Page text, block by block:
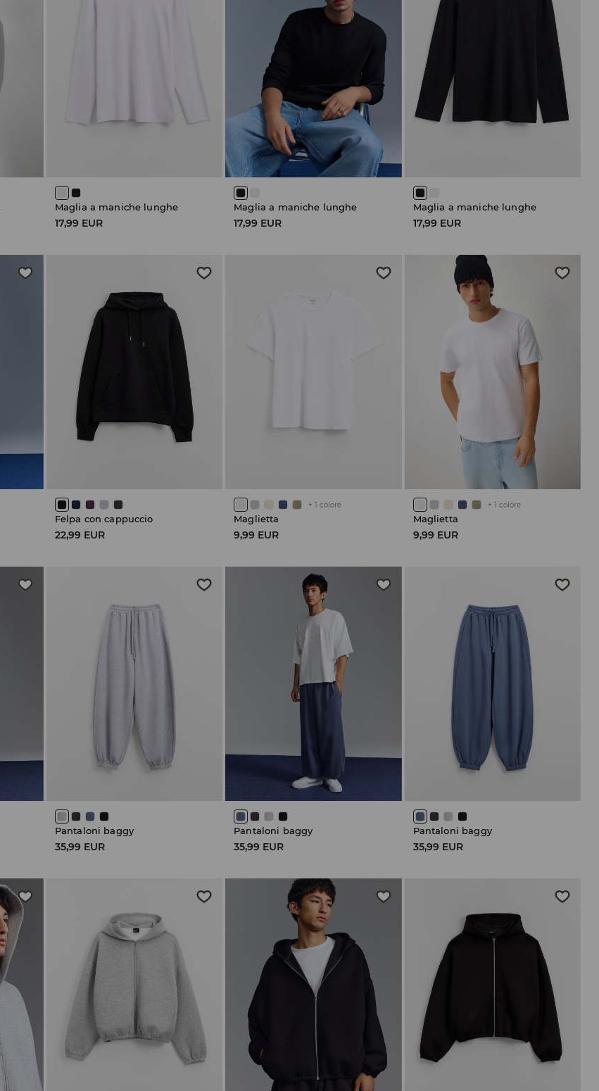
Maglia a maniche lunghe
17,99 EUR
Maglia a maniche lunghe
17,99 EUR
Maglia a maniche lunghe
17,99 EUR
Felpa con cappuccio
22,99 EUR
+1 colore
Maglietta
9,99 EUR
+ 1 colore
Maglietta
9,99 EUR
Pantaloni baggy
35,99 EUR
Pantaloni baggy
35,99 EUR
Pantaloni baggy
35,99 EUR